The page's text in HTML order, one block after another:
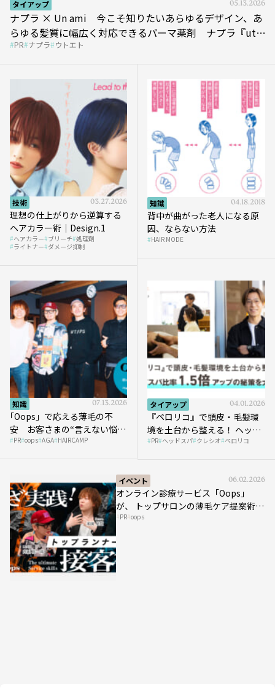
タイアップ 05.13.2026
ナプラ × Un ami 今こそ知りたいあらゆるデザイン、あ
らゆる髪質に幅広く対応できるパーマ薬剤 ナプラ『ut-
et』
PR ナプラ ウトエト
技術 03.27.2026
理想の仕上がりから逆算する
ヘアカラー術｜Design.1
ヘアカラー ブリーチ 処理剤
ライトナー ダメージ抑制
知識 04.18.2018
背中が曲がった老人になる原
因、ならない方法
HAIR MODE
知識 07.13.2026
｢Oops」で応える薄毛の不
安 お客さまの“言えない悩
み”にどう向き合う？ ＃01
PR oops AGA HAIRCAMP
タイアップ 04.01.2026
『ペロリコ』で頭皮・毛髪環
境を土台から整える！ ヘッド
スパ比率1.5倍アップの秘策を
PR ヘッドスパ クレシオ ペロリコ
イベント 06.02.2026
オンライン診療サービス「Oops」
が、 トップサロンの薄毛ケア提案術を
HAIRCAMPで公開！
PR oops